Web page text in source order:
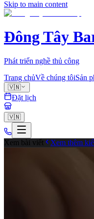
Skip to main content
Đông Tây
Phát triển nghề thủ công
Trang chủVề chúng tôiSản
🇻🇳
Đặt lịch
🇻🇳
Xem bài viết
Xem thêm